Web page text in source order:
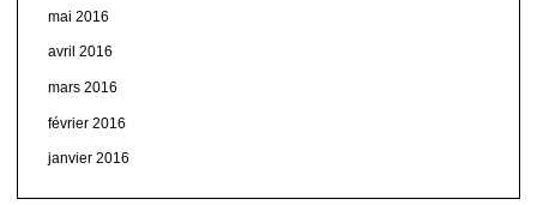
mai 2016
avril 2016
mars 2016
février 2016
janvier 2016